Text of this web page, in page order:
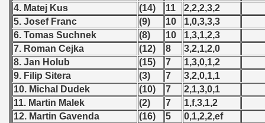
4. Matej Kus
(14) 11
2,2,2,3,2
5. Josef Franc
(9) 10
1,0,3,3,3
6. Tomas Suchnek
(8) 10
1,3,1,2,3
7. Roman Cejka
(12) 8
3,2,1,2,0
8. Jan Holub
(15) 7
1,3,0,1,2
9. Filip Sitera
(3) 7
3,2,0,1,1
10. Michal Dudek
(10) 7
2,1,3,0,1
11. Martin Malek
(2) 7
1,f,3,1,2
12. Martin Gavenda
(16) 5
0,1,2,2,ef